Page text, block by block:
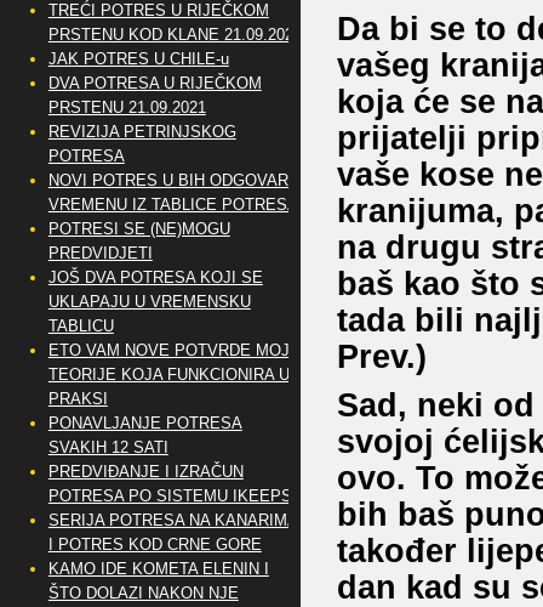
Da bi se to
vašeg
koja će se
prijatelji
vaše kose
kranijuma,
na drugu
baš kao što
tada bili
Prev.)
Sad, neki
svojoj
ovo. To
bih baš
također
dan kad su
TREĆI POTRES U RIJEČKOM
PRSTENU KOD KLANE 21.09.2021
JAK POTRES U CHILE-u
DVA POTRESA U RIJEČKOM
PRSTENU 21.09.2021
REVIZIJA PETRINJSKOG
POTRESA
NOVI POTRES U BIH ODGOVARA
VREMENU IZ TABLICE POTRESA
POTRESI SE (NE)MOGU
PREDVIDJETI
JOŠ DVA POTRESA KOJI SE
UKLAPAJU U VREMENSKU
TABLICU
ETO VAM NOVE POTVRDE MOJE
TEORIJE KOJA FUNKCIONIRA U
PRAKSI
PONAVLJANJE POTRESA
SVAKIH 12 SATI
PREDVIĐANJE I IZRAČUN
POTRESA PO SISTEMU IKEEPS
SERIJA POTRESA NA KANARIMA
I POTRES KOD CRNE GORE
KAMO IDE KOMETA ELENIN I
ŠTO DOLAZI NAKON NJE